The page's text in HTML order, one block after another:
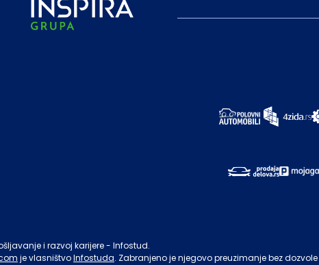
i razvoj karijere - Infostud.
je vlasništvoInfostuda. Zabranjeno je njegovo preuzimanje bez dozvole